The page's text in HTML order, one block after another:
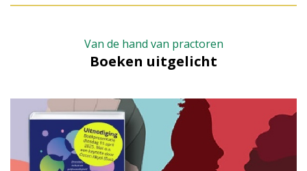
Van de hand van practoren
Boeken uitgelicht